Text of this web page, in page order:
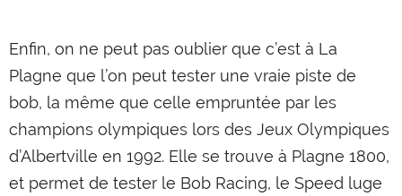
Enfin, on ne peut pas oublier que c’est à La
Plagne que l’on peut tester une vraie piste de
bob, la même que celle empruntée par les
champions olympiques lors des Jeux Olympiques
d’Albertville en 1992. Elle se trouve à Plagne 1800,
et permet de tester le Bob Racing, le Speed luge